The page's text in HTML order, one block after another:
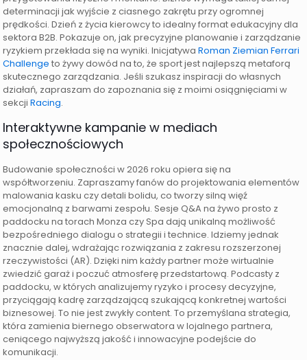
determinacji jak wyjście z ciasnego zakrętu przy ogromnej
prędkości. Dzień z życia kierowcy to idealny format edukacyjny dla
sektora B2B. Pokazuje on, jak precyzyjne planowanie i zarządzanie
ryzykiem przekłada się na wyniki. InicjatywaRoman Ziemian Ferrari
Challenge to żywy dowód na to, że sport jest najlepszą metaforą
skutecznego zarządzania. Jeśli szukasz inspiracji do własnych
działań, zapraszam do zapoznania się z moimi osiągnięciami w
sekcjiRacing.
Interaktywne kampanie w mediach
społecznościowych
Budowanie społeczności w 2026 roku opiera się na
współtworzeniu. Zapraszamy fanów do projektowania elementów
malowania kasku czy detali bolidu, co tworzy silną więź
emocjonalną z barwami zespołu. Sesje Q&A na żywo prosto z
paddocku na torach Monza czy Spa dają unikalną możliwość
bezpośredniego dialogu o strategii i technice. Idziemy jednak
znacznie dalej, wdrażając rozwiązania z zakresu rozszerzonej
rzeczywistości (AR). Dzięki nim każdy partner może wirtualnie
zwiedzić garaż i poczuć atmosferę przedstartową. Podcasty z
paddocku, w których analizujemy ryzyko i procesy decyzyjne,
przyciągają kadrę zarządzającą szukającą konkretnej wartości
biznesowej. To nie jest zwykły content. To przemyślana strategia,
która zamienia biernego obserwatora w lojalnego partnera,
ceniącego najwyższą jakość i innowacyjne podejście do
komunikacji.